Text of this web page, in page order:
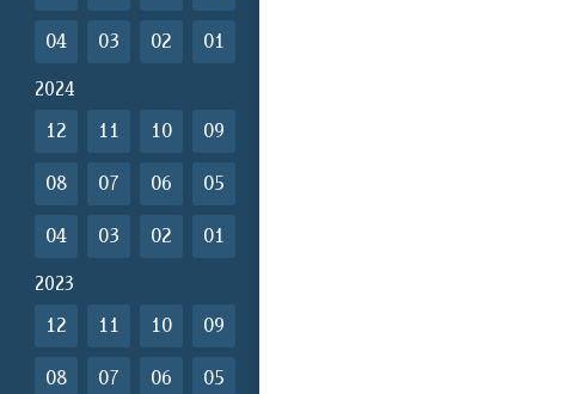
04 03 02 01
2024
12 11 10 09
08 07 06 05
04 03 02 01
2023
12 11 10 09
08 07 06 05